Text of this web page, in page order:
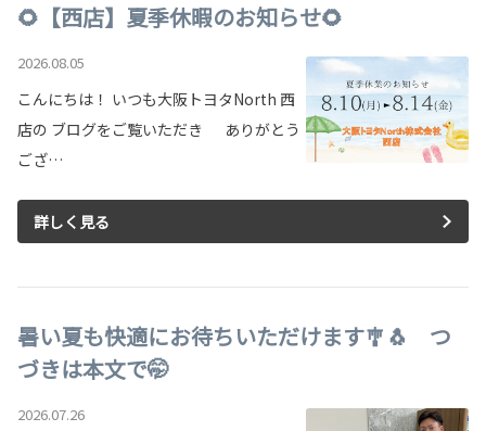
🌻【西店】夏季休暇のお知らせ🌻
2026.08.05
こんにちは！ いつも大阪トヨタNorth 西
店の ブログをご覧いただき ありがとう
ござ…
詳しく見る
暑い夏も快適にお待ちいただけます🎐🐧 つ
づきは本文で🤭
2026.07.26